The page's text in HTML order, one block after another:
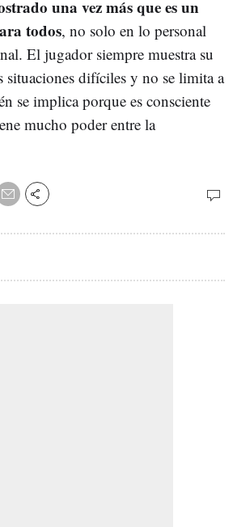
una vez más que es un
todos, no solo en lo personal
El jugador siempre muestra su
situaciones difíciles y no se limita a
se implica porque es consciente
mucho poder entre la